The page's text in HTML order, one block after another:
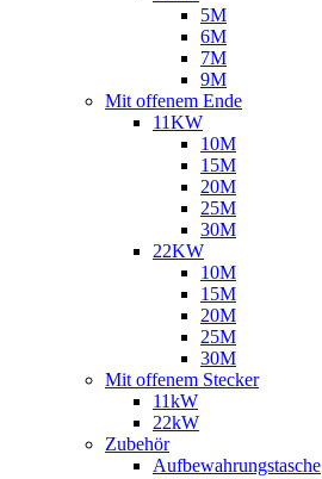
5M
6M
7M
9M
Mit offenem Ende
11KW
10M
15M
20M
25M
30M
22KW
10M
15M
20M
25M
30M
Mit offenem Stecker
11kW
22kW
Zubehör
Aufbewahrungstasche